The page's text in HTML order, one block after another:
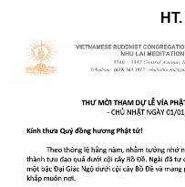
HT.